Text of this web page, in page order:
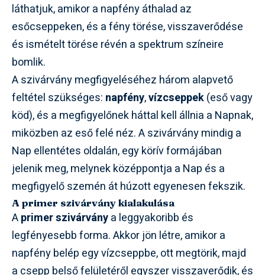
láthatjuk, amikor a napfény áthalad az
esőcseppeken, és a fény törése, visszaverődése
és ismételt törése révén a spektrum színeire
bomlik.
A szivárvány megfigyeléséhez három alapvető
feltétel szükséges: napfény,vízcseppek(eső vagy
köd), és a megfigyelőnek háttal kell állnia a Napnak,
miközben az eső felé néz. A szivárvány mindig a
Nap ellentétes oldalán, egy körív formájában
jelenik meg, melynek középpontja a Nap és a
megfigyelő szemén át húzott egyenesen fekszik.
A primer szivárvány kialakulása
Aprimer szivárványa leggyakoribb és
legfényesebb forma. Akkor jön létre, amikor a
napfény belép egy vízcseppbe, ott megtörik, majd
a csepp belső felületéről egyszer visszaverődik, és